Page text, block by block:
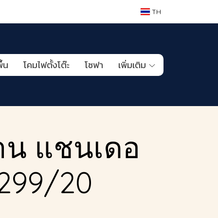
TH
น โคมไฟตั้งโต๊ะ โซฟา เพิ่มเติม
แชนเดอ
20